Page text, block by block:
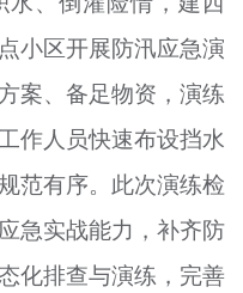
小区开展防汛应急演
案、备足物资，演练
作人员快速布设挡水
范有序。此次演练检
急实战能力，补齐防
化排查与演练，完善